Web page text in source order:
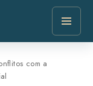
com a